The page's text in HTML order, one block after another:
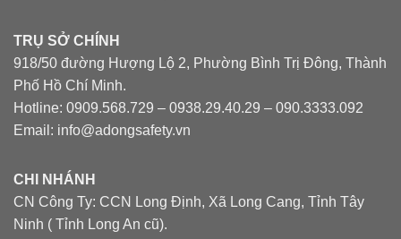
TRỤ SỞ CHÍNH
918/50 đường Hượng Lộ 2, Phường Bình Trị Đông, Thành
Phố Hồ Chí Minh.
Hotline: 0909.568.729 – 0938.29.40.29 – 090.3333.092
Email: info@adongsafety.vn
CHI NHÁNH
CN Công Ty: CCN Long Định, Xã Long Cang, Tỉnh Tây
Ninh ( Tỉnh Long An cũ).